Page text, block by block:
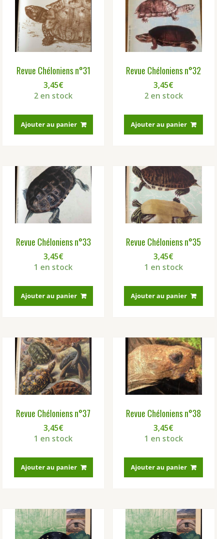
Revue Chéloniens n°31
3,45€
2 en stock
Ajouter au panier
Revue Chéloniens n°32
3,45€
2 en stock
Ajouter au panier
Revue Chéloniens n°33
3,45€
1 en stock
Ajouter au panier
Revue Chéloniens n°35
3,45€
1 en stock
Ajouter au panier
Revue Chéloniens n°37
3,45€
1 en stock
Ajouter au panier
Revue Chéloniens n°38
3,45€
1 en stock
Ajouter au panier